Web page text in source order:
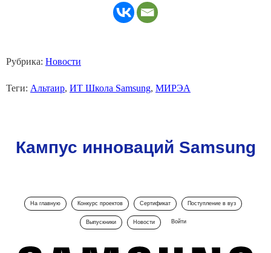
Рубрика: Новости
Теги: Альтаир, ИТ Школа Samsung, МИРЭА
Кампус инноваций Samsung
На главную Конкурс проектов Сертификат Поступление в вуз
Выпускники Новости Войти